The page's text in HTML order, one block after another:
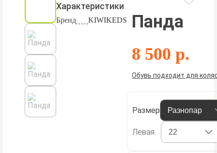
Характеристики
Бренд KIWIKEDS Панда
8 500 р.
Обувь подходит для
Размер
Левая